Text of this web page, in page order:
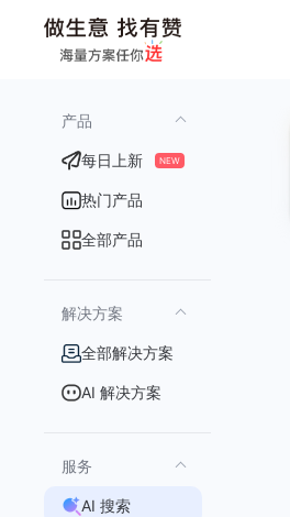
产品
每日上新 NEW
热门产品
全部产品
解决方案
全部解决方案
AI 解决方案
服务
AI 搜索